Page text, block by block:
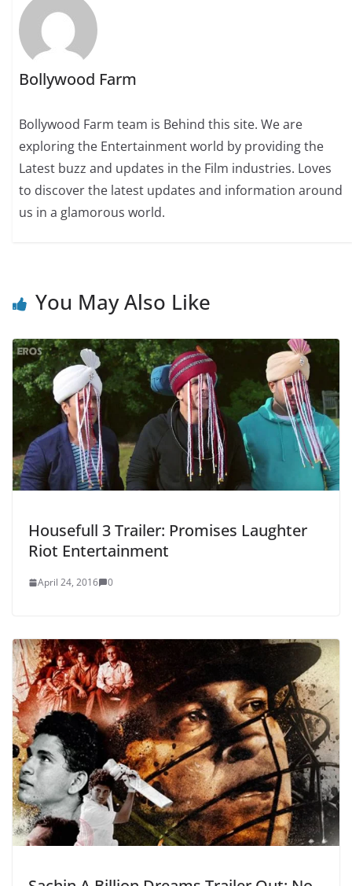
Bollywood Farm
Bollywood Farm team is Behind this site. We are
exploring the Entertainment world by providing the
Latest buzz and updates in the Film industries. Loves
to discover the latest updates and information around
us in a glamorous world.
You May Also Like
Housefull 3 Trailer: Promises Laughter
Riot Entertainment
April 24, 2016 0